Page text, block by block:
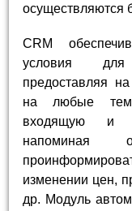
осуществляются
CRM
условия для
предоставляя
на любые
входящую и
напоминая
изменении цен,
др. Модуль